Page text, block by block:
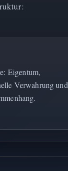
Eigentum,
Verwahrung und